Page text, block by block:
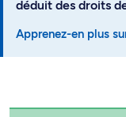
déduit des droits
Apprenez-en plus